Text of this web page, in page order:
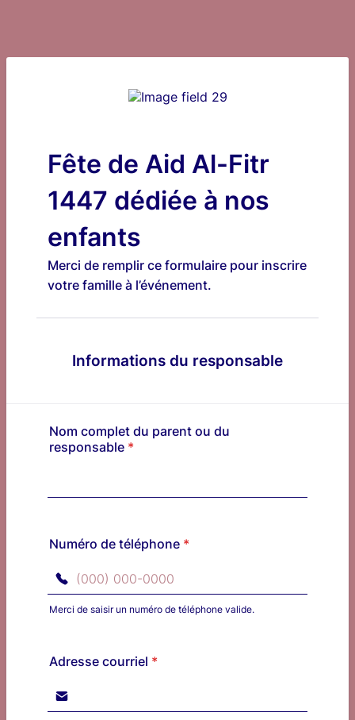
Fête de Aid Al-Fitr
1447 dédiée à nos
enfants
Merci de remplir ce formulaire pour inscrire
votre famille à l’événement.
Informations du responsable
Nom complet du parent ou du
responsable *
Numéro de téléphone *
Merci de saisir un numéro de téléphone valide.
Adresse courriel *